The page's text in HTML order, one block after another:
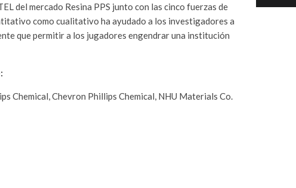
del mercado Resina PPS junto con las cinco fuerzas de
como cualitativo ha ayudado a los investigadores a
que permitir a los jugadores engendrar una institución
Chemical, Chevron Phillips Chemical, NHU Materials Co.